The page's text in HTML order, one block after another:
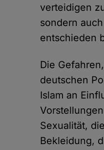
verteidigen
sondern
entschieden
Die
deutschen
Islam an
Sexualität,
Bekleidung,